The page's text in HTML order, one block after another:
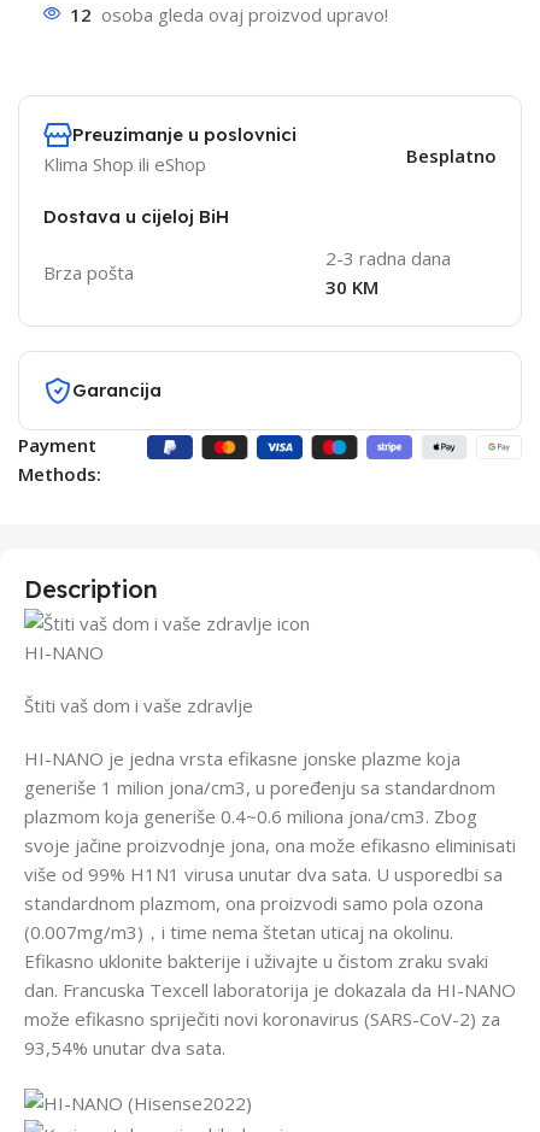
12 osoba gleda ovaj proizvod upravo!
Preuzimanje u poslovnici
Klima Shop ili eShop Besplatno
Dostava u cijeloj BiH
Brza pošta
2-3 radna dana
30 KM
Garancija
Payment
Methods:
Description
HI-NANO
Štiti vaš dom i vaše zdravlje
HI-NANO je jedna vrsta efikasne jonske plazme koja
generiše 1 milion jona/cm3, u poređenju sa standardnom
plazmom koja generiše 0.4~0.6 miliona jona/cm3. Zbog
svoje jačine proizvodnje jona, ona može efikasno eliminisati
više od 99% H1N1 virusa unutar dva sata. U usporedbi sa
standardnom plazmom, ona proizvodi samo pola ozona
(0.007mg/m3)，i time nema štetan uticaj na okolinu.
Efikasno uklonite bakterije i uživajte u čistom zraku svaki
dan. Francuska Texcell laboratorija je dokazala da HI-NANO
može efikasno spriječiti novi koronavirus (SARS-CoV-2) za
93,54% unutar dva sata.